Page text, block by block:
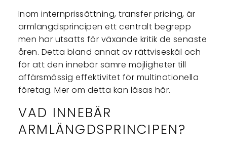
Inom internprissättning, transfer pricing, är
armlängdsprincipen ett centralt begrepp
men har utsatts för växande kritik de senaste
åren. Detta bland annat av rättviseskäl och
för att den innebär sämre möjligheter till
affärsmässig effektivitet för multinationella
företag. Mer om detta kan läsas här.
VAD INNEBÄR
ARMLÄNGDSPRINCIPEN?